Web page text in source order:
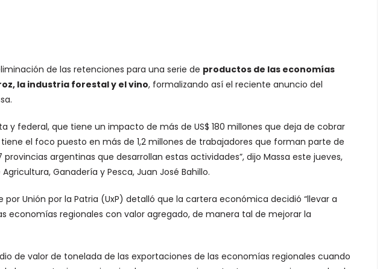
de las retenciones para una serie de productos de las economías
la industria forestal y el vino, formalizando así el reciente anuncio del
y federal, que tiene un impacto de más de US$ 180 millones que deja de cobrar
el foco puesto en más de 1,2 millones de trabajadores que forman parte de
argentinas que desarrollan estas actividades”, dijo Massa este jueves,
Ganadería y Pesca, Juan José Bahillo.
Unión por la Patria (UxP) detalló que la cartera económica decidió “llevar a
economías regionales con valor agregado, de manera tal de mejorar la
de valor de tonelada de las exportaciones de las economías regionales cuando